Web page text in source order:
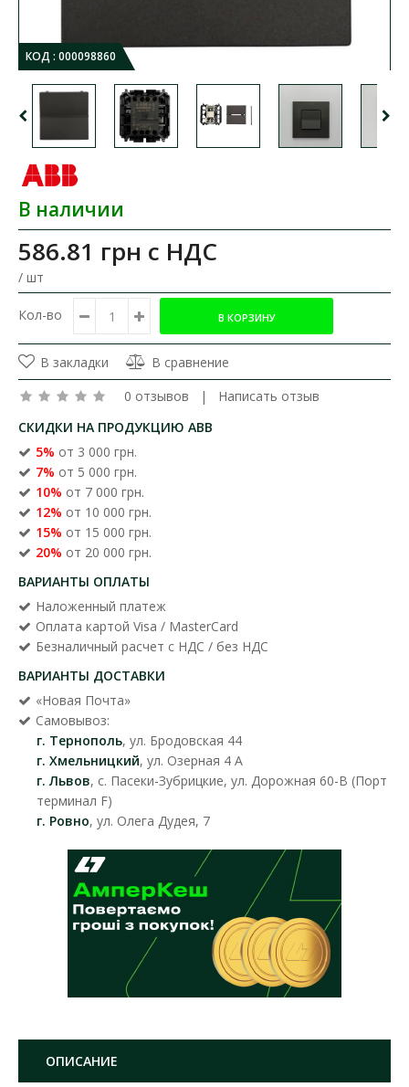
КОД : 000098860
В наличии
586.81 грн с НДС
/ шт
Кол-во
В закладки
В сравнение
0 отзывов | Написать отзыв
СКИДКИ НА ПРОДУКЦИЮ ABB
5% от 3 000 грн.
7% от 5 000 грн.
10% от 7 000 грн.
12% от 10 000 грн.
15% от 15 000 грн.
20% от 20 000 грн.
ВАРИАНТЫ ОПЛАТЫ
Наложенный платеж
Оплата картой Visa / MasterCard
Безналичный расчет с НДС / без НДС
ВАРИАНТЫ ДОСТАВКИ
«Новая Почта»
Самовывоз:
г. Тернополь, ул. Бродовская 44
г. Хмельницкий, ул. Озерная 4 А
г. Львов, с. Пасеки-Зубрицкие, ул. Дорожная 60-В (Порт
терминал F)
г. Ровно, ул. Олега Дудея, 7
ОПИСАНИЕ